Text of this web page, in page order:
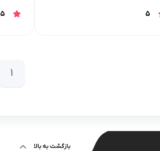
5
5
1
بازگشت به بالا